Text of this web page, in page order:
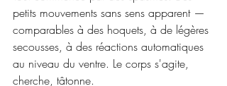
petits mouvements sans sens apparent —
comparables à des hoquets, à de légères
secousses, à des réactions automatiques
au niveau du ventre. Le corps s'agite,
cherche, tâtonne.